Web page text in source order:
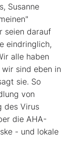
Susanne
seien darauf
eindringlich,
alle haben
sind eben in
sie. So
von
des Virus
die AHA-
- und lokale